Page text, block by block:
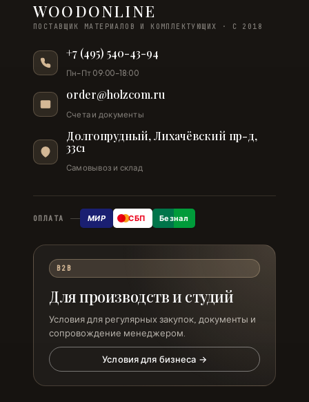
WOODONLINE
ПОСТАВЩИК МАТЕРИАЛОВ И КОМПЛЕКТУЮЩИХ · С 2018
+7 (495) 540-43-94
Пн–Пт 09:00–18:00
order@holzcom.ru
Счета и документы
Долгопрудный, Лихачёвский пр-д,
33с1
Самовывоз и склад
ОПЛАТА МИР СБП Безнал
B2B
Для производств и студий
Условия для регулярных закупок, документы и
сопровождение менеджером.
Условия для бизнеса →